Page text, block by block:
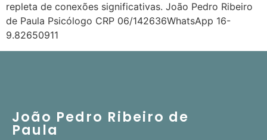
repleta de conexões significativas. João Pedro Ribeiro
de Paula Psicólogo CRP 06/142636WhatsApp 16-
9.82650911
João Pedro Ribeiro de
Paula